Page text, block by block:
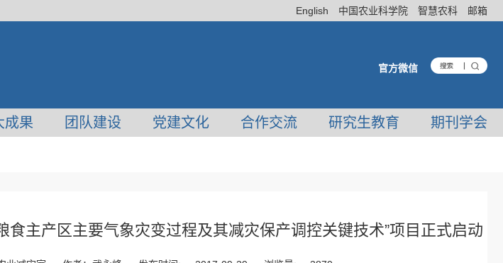
English 中国农业科学院 智慧农科 邮箱
官方微信
成果 团队建设 党建文化 合作交流 研究生教育 期刊学会
食主产区主要气象灾变过程及其减灾保产调控关键技术”项目正式启动